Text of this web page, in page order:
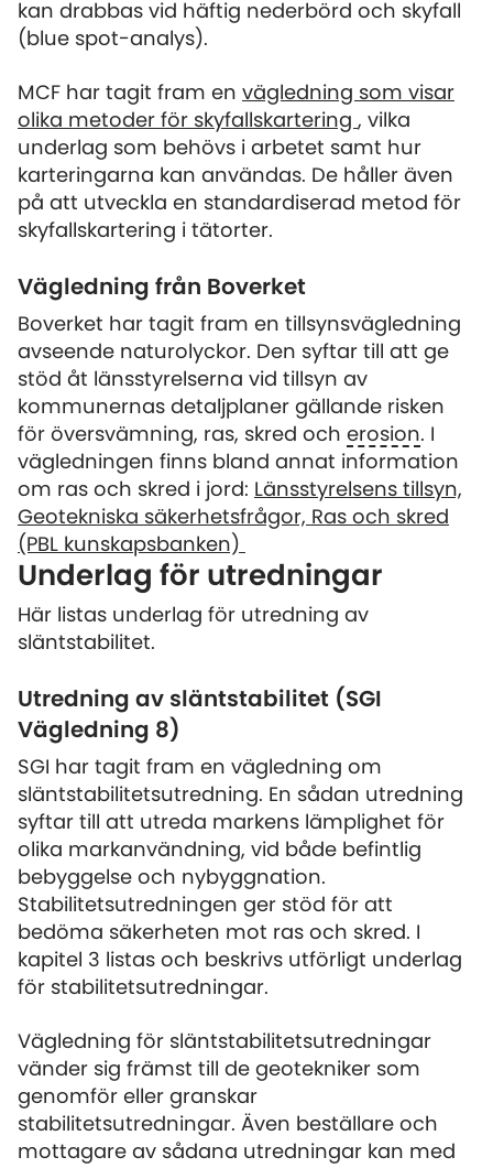
kan drabbas vid häftig nederbörd och skyfall
(blue spot-analys).
MCF har tagit fram en vägledning som visar
olika metoder för skyfallskartering , vilka
underlag som behövs i arbetet samt hur
karteringarna kan användas. De håller även
på att utveckla en standardiserad metod för
skyfallskartering i tätorter.
Vägledning från Boverket
Boverket har tagit fram en tillsynsvägledning
avseende naturolyckor. Den syftar till att ge
stöd åt länsstyrelserna vid tillsyn av
kommunernas detaljplaner gällande risken
för översvämning, ras, skred och erosion. I
vägledningen finns bland annat information
om ras och skred i jord: Länsstyrelsens tillsyn,
Geotekniska säkerhetsfrågor, Ras och skred
(PBL kunskapsbanken)
Underlag för utredningar
Här listas underlag för utredning av
släntstabilitet.
Utredning av släntstabilitet (SGI
Vägledning 8)
SGI har tagit fram en vägledning om
släntstabilitetsutredning. En sådan utredning
syftar till att utreda markens lämplighet för
olika markanvändning, vid både befintlig
bebyggelse och nybyggnation.
Stabilitetsutredningen ger stöd för att
bedöma säkerheten mot ras och skred. I
kapitel 3 listas och beskrivs utförligt underlag
för stabilitetsutredningar.
Vägledning för släntstabilitetsutredningar
vänder sig främst till de geotekniker som
genomför eller granskar
stabilitetsutredningar. Även beställare och
mottagare av sådana utredningar kan med